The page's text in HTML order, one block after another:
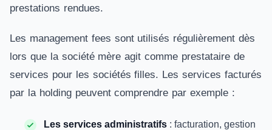
prestations rendues.
Les management fees sont utilisés régulièrement dès
lors que la société mère agit comme prestataire de
services pour les sociétés filles. Les services facturés
par la holding peuvent comprendre par exemple :
Les services administratifs : facturation, gestion